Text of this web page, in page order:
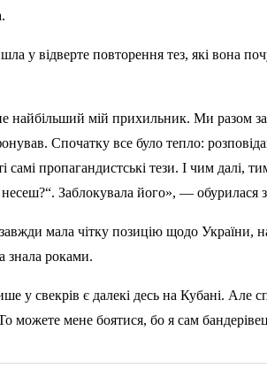
у відверте повторення тез, які вона
мій прихильник. Ми разом
Спочатку все було тепло:
пропагандистські тези. І чим далі,
Заблокувала його», — обурилася
мала чітку позицію щодо України,
знала роками.
у свекрів є далекі десь на Кубані.
можете мене боятися, бо я сам